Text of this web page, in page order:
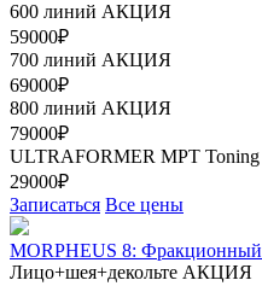
600 линий АКЦИЯ
59000₽
700 линий АКЦИЯ
69000₽
800 линий АКЦИЯ
79000₽
ULTRAFORMER МРТ Toning
29000₽
Записаться Все цены
MORPHEUS 8:
Лицо+шея+декольте АКЦИЯ